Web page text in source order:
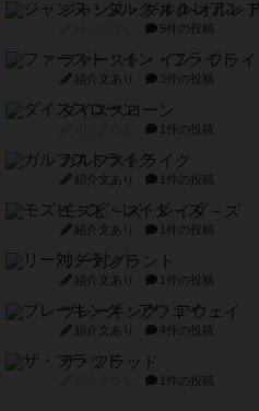
ジャンヌ・ダルク-オルレ
5件の投稿
ファースト・イン・フライ
紹介文あり 3件の投稿
ダイススローン
1件の投稿
ガルフストライク
紹介文あり 1件の投稿
モズビ－ズ・レイダ－ズ
紹介文あり 1件の投稿
リー対グラント
紹介文あり 1件の投稿
ブレーキング・アウェイ
紹介文あり 4件の投稿
ザ・フラッド
1件の投稿